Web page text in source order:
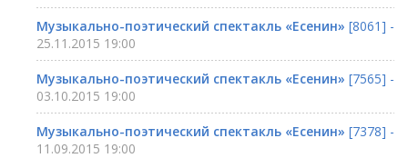
Музыкально-поэтический спектакль «Есенин» [8061] -
25.11.2015 19:00
Музыкально-поэтический спектакль «Есенин» [7565] -
03.10.2015 19:00
Музыкально-поэтический спектакль «Есенин» [7378] -
11.09.2015 19:00